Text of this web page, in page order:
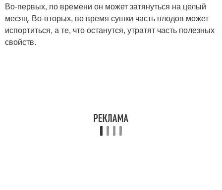
Во-первых, по времени он может затянуться на целый
месяц. Во-вторых, во время сушки часть плодов может
испортиться, а те, что останутся, утратят часть полезных
свойств.